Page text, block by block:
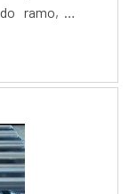
ramo, o
e o
eventuais
JUSTO E
pela
indús...